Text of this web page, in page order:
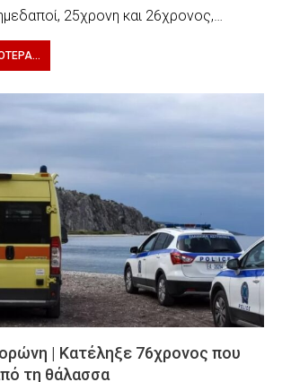
25χρονη και 26χρονος,…
| Κατέληξε 76χρονος που
τη θάλασσα